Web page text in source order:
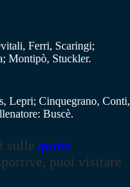
Ferri, Scaringi;
Montipò, Stuckler.
Lepri; Cinquegrano, Conti,
Buscè.
sulle quote
puoi visitare